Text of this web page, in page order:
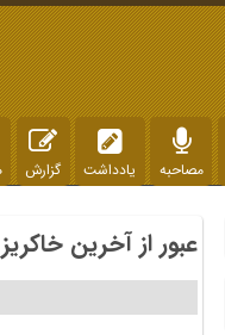
مصاحبه یادداشت گزارش
عبور از آخرین خاکریز